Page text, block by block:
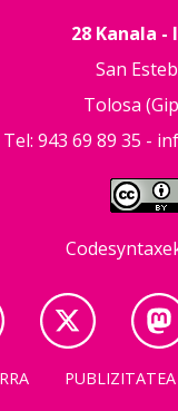
28 Kanala -
San
Tolosa
Tel: 943 69 89 35 -
PUBLIZITATEA